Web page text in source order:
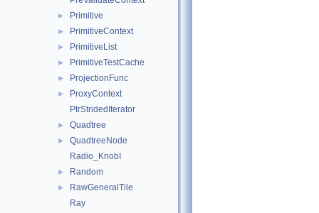
► Primitive
► PrimitiveContext
► PrimitiveList
► PrimitiveTestCache
► ProjectionFunc
►
ProxyContext
PtrStridedIterator
► Quadtree
►
QuadtreeNode
Radio_KnobI
► Random
►
RawGeneralTile
Ray